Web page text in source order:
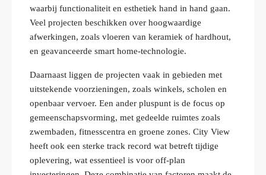
waarbij functionaliteit en esthetiek hand in hand gaan.
Veel projecten beschikken over hoogwaardige
afwerkingen, zoals vloeren van keramiek of hardhout,
en geavanceerde smart home-technologie.
Daarnaast liggen de projecten vaak in gebieden met
uitstekende voorzieningen, zoals winkels, scholen en
openbaar vervoer. Een ander pluspunt is de focus op
gemeenschapsvorming, met gedeelde ruimtes zoals
zwembaden, fitnesscentra en groene zones. City View
heeft ook een sterke track record wat betreft tijdige
oplevering, wat essentieel is voor off-plan